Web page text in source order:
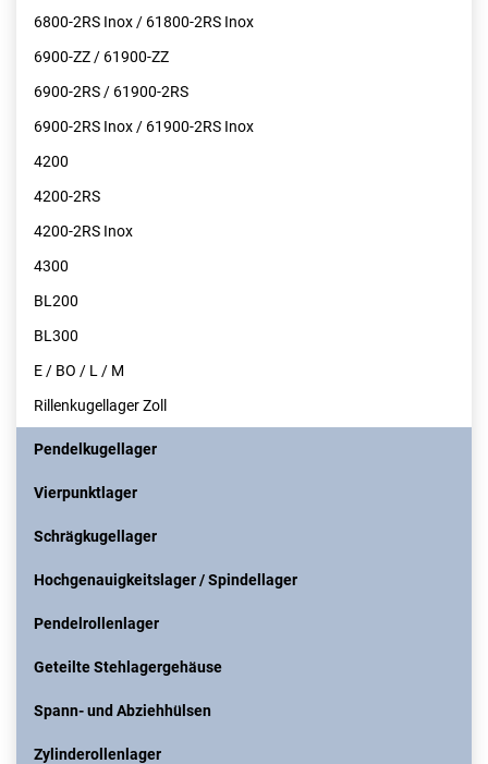
6800-2RS Inox / 61800-2RS Inox
6900-ZZ / 61900-ZZ
6900-2RS / 61900-2RS
6900-2RS Inox / 61900-2RS Inox
4200
4200-2RS
4200-2RS Inox
4300
BL200
BL300
E / BO / L / M
Rillenkugellager Zoll
Pendelkugellager
Vierpunktlager
Schrägkugellager
Hochgenauigkeitslager / Spindellager
Pendelrollenlager
Geteilte Stehlagergehäuse
Spann- und Abziehhülsen
Zylinderollenlager